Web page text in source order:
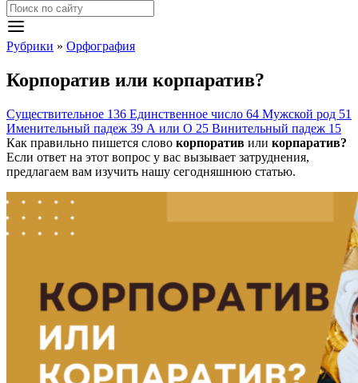
Рубрики » Орфография
Корпоратив или корпаратив?
Существительное 136 Единственное число 64 Мужской род 51
Именительный падеж 39 А или О 25 Винительный падеж 15
Как правильно пишется слово корпоратив или корпаратив?
Если ответ на этот вопрос у вас вызывает затруднения,
предлагаем вам изучить нашу сегодняшнюю статью.